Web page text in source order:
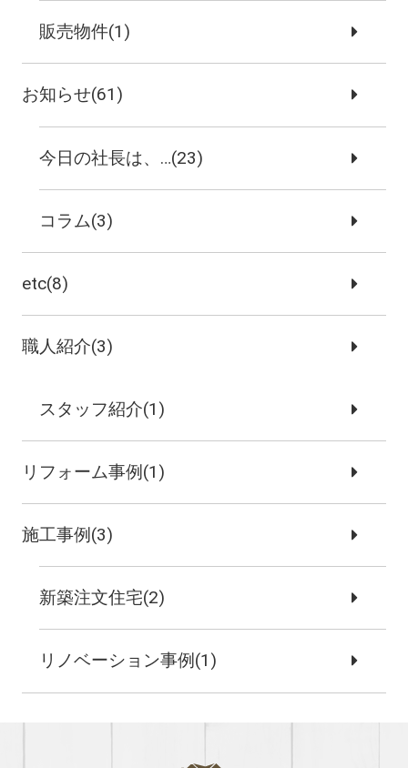
販売物件(1)
お知らせ(61)
今日の社長は、…(23)
コラム(3)
etc(8)
職人紹介(3)
スタッフ紹介(1)
リフォーム事例(1)
施工事例(3)
新築注文住宅(2)
リノベーション事例(1)